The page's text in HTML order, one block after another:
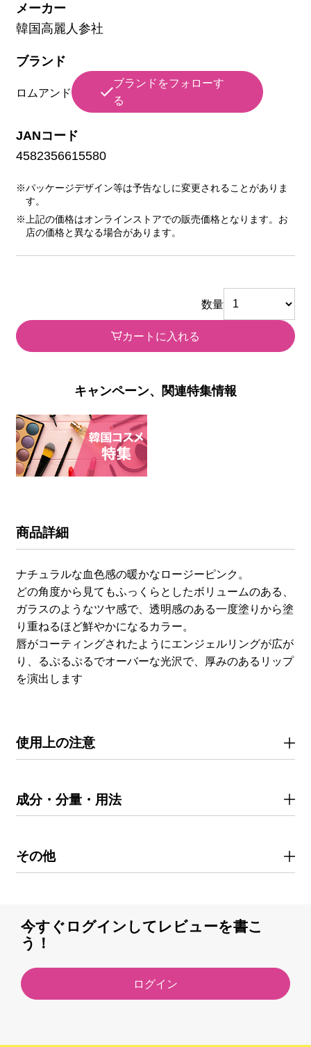
メーカー
韓国高麗人参社
ブランド
ロムアンド
ブランドをフォローす
る
JANコード
4582356615580
※パッケージデザイン等は予告なしに変更されることがありま
す。
※上記の価格はオンラインストアでの販売価格となります。お
店の価格と異なる場合があります。
数量
カートに入れる
キャンペーン、関連特集情報
商品詳細
ナチュラルな血色感の暖かなロージーピンク。
どの角度から見てもふっくらとしたボリュームのある、
ガラスのようなツヤ感で、透明感のある一度塗りから塗
り重ねるほど鮮やかになるカラー。
唇がコーティングされたようにエンジェルリングが広が
り、るぷるぷるでオーバーな光沢で、厚みのあるリップ
を演出します
使用上の注意
成分・分量・用法
その他
今すぐログインしてレビューを書こ
う！
ログイン